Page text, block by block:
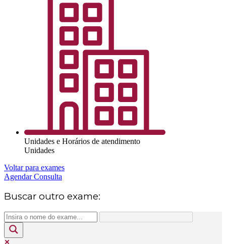
Unidades e Horários de atendimento
Unidades
Voltar para exames
Agendar Consulta
Buscar outro exame: